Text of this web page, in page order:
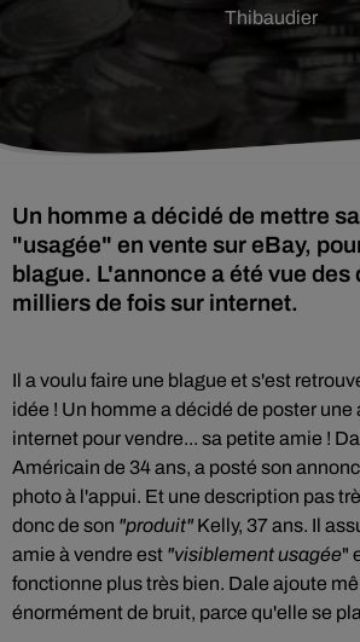
Thibaudier
Un homme a décidé de mettre
"usagée" en vente sur eBay,
blague. L'annonce a été vue des
milliers de fois sur internet.
Il a voulu faire une blague et s'est
idée ! Un homme a décidé de poster une
internet pour vendre... sa petite amie !
Américain de 34 ans, a posté son
photo à l'appui. Et une description pas
donc de son "produit" Kelly, 37 ans. Il
amie à vendre est "visiblement usagée"
fonctionne plus très bien. Dale ajoute
énormément de bruit, parce qu'elle se